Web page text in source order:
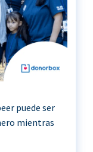
to-Peer |
puede ser
mientras